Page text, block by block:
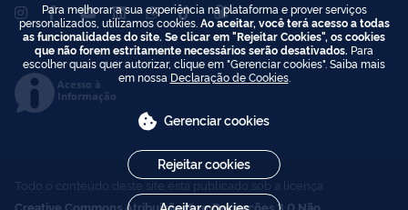
Acesso à
Informação
Todo o conteúdo deste site está publicado sob a licença
Creative Commons Atribuição-SemDerivações 3.0 Não
Para melhorar a sua experiência na plataforma e prover serviços
personalizados, utilizamos cookies. Ao aceitar, você terá acesso a todas
as funcionalidades do site. Se clicar em "Rejeitar Cookies", os cookies
que não forem estritamente necessários serão desativados. Para
escolher quais quer autorizar, clique em "Gerenciar cookies". Saiba mais
em nossa Declaração de Cookies.
Gerenciar cookies
Rejeitar cookies